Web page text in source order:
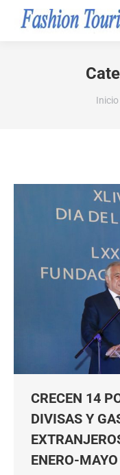
Inicio
CRECEN 14
DIVISAS Y
ENERO-MAYO